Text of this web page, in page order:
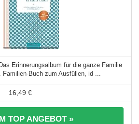
Erinnerungsalbum für die ganze Familie
Familien-Buch zum Ausfüllen, id ...
16,49 €
TOP ANGEBOT »